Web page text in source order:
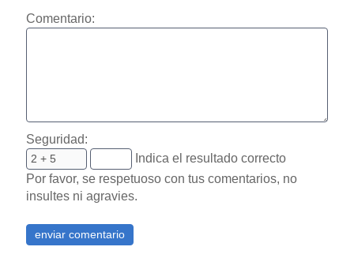
Comentario:
Seguridad:
Indica el resultado correcto
Por favor, se respetuoso con tus comentarios, no
insultes ni agravies.